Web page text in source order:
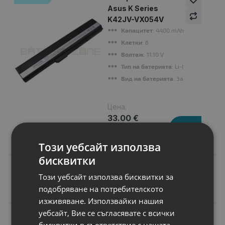
Asus K Series
K42JV-VX054V
Капацитет: 4400 mAh
Клетки: 6
Волтаж: 11.10 V
Тип на батерията: Li-Ion
Вид на батерията: Заместител
Цена:
33.00 €
Подобни продукти
N
Този уебсайт използва
бисквитки
Този уебсайт използва бисквитки за
подобряване на потребителското
изживяване. Използвайки нашия
уебсайт, Вие се съгласявате с всички